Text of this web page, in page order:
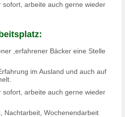
sofort, arbeite auch gerne wieder
,erfahrener Bäcker eine Stelle
im Ausland und auch auf
sofort, arbeite auch gerne wieder
Nachtarbeit, Wochenendarbeit